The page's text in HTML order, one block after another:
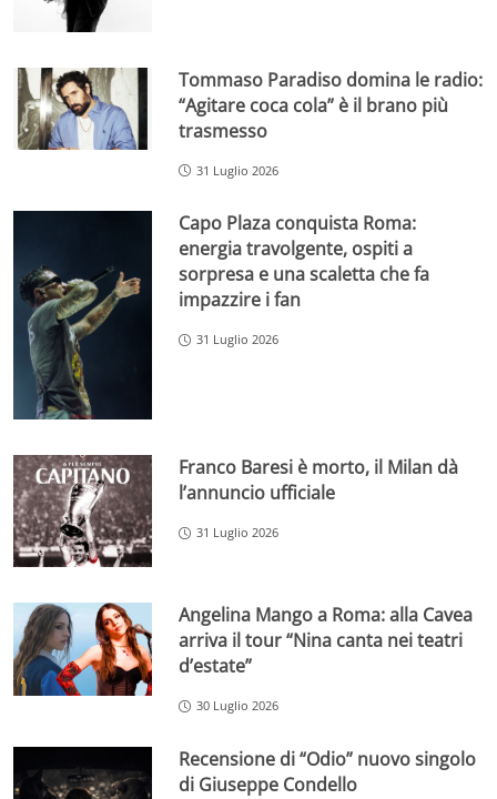
Tommaso Paradiso domina le radio:
“Agitare coca cola” è il brano più
trasmesso
31 Luglio 2026
Capo Plaza conquista Roma:
energia travolgente, ospiti a
sorpresa e una scaletta che fa
impazzire i fan
31 Luglio 2026
Franco Baresi è morto, il Milan dà
l’annuncio ufficiale
31 Luglio 2026
Angelina Mango a Roma: alla Cavea
arriva il tour “Nina canta nei teatri
d’estate”
30 Luglio 2026
Recensione di “Odio” nuovo singolo
di Giuseppe Condello